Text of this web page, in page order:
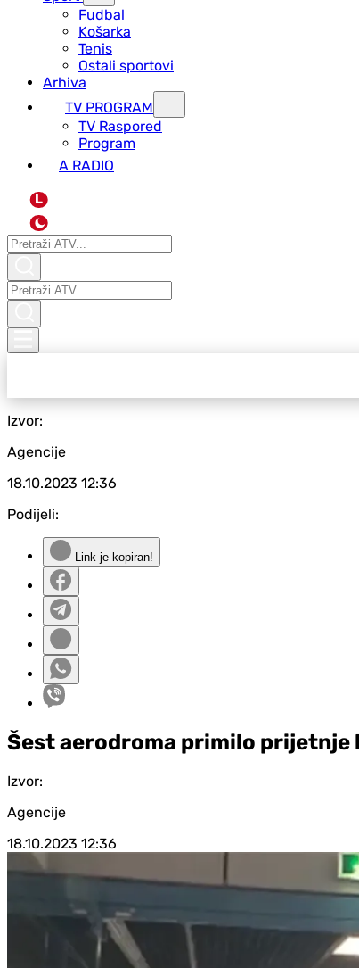
Fudbal
Košarka
Tenis
Ostali sportovi
Arhiva
TV PROGRAM
ТV Raspored
Program
A RADIO
L
Izvor:
Agencije
18.10.2023 12:36
Podijeli:
Link je kopiran!
Šest aerodroma primilo prijetnje
Izvor:
Agencije
18.10.2023 12:36